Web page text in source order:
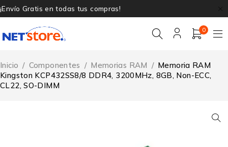
¡Envío Gratis en todas tus compras!
0
Inicio / Componentes / Memorias RAM / Memoria RAM
Kingston KCP432SS8/8 DDR4, 3200MHz, 8GB, Non-ECC,
CL22, SO-DIMM